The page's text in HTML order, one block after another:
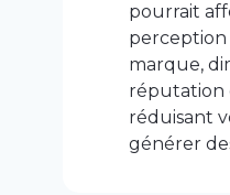
pourrait
marque,
réputation
réduisant
générer